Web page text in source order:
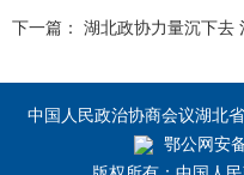
下一篇： 湖北政协力量沉下去
中国人民政治协商会议湖北
鄂公网安